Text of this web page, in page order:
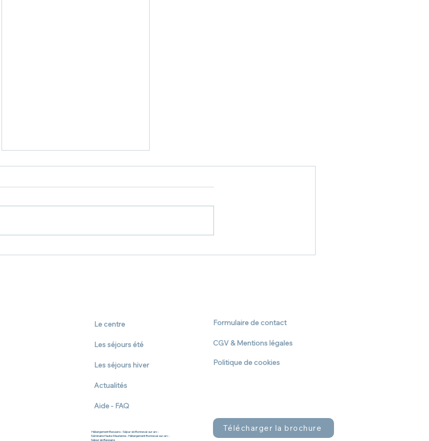
Le centre
Les séjours été
Les séjours hiver
Actualités
Aide - FAQ
Hébergement Bessans - Séjour ski Bonneval-sur-arc -
Séminaire Haute-Maurienne - Hébergement Bonneval-sur-arc -
Formulaire de contact
CGV & Mentions légales
Politique de cookies
Télécharger la brochure